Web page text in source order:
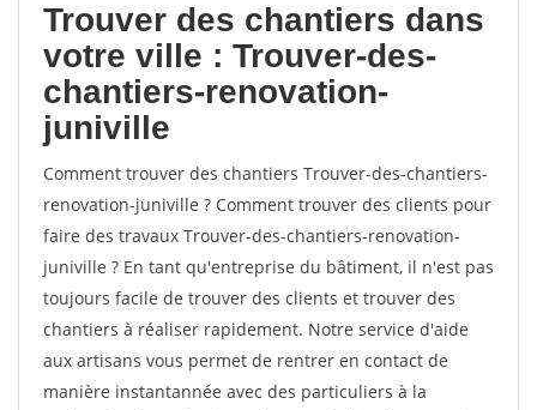
Trouver des chantiers dans
votre ville : Trouver-des-
chantiers-renovation-
juniville
Comment trouver des chantiers Trouver-des-chantiers-
renovation-juniville ? Comment trouver des clients pour
faire des travaux Trouver-des-chantiers-renovation-
juniville ? En tant qu'entreprise du bâtiment, il n'est pas
toujours facile de trouver des clients et trouver des
chantiers à réaliser rapidement. Notre service d'aide
aux artisans vous permet de rentrer en contact de
manière instantannée avec des particuliers à la